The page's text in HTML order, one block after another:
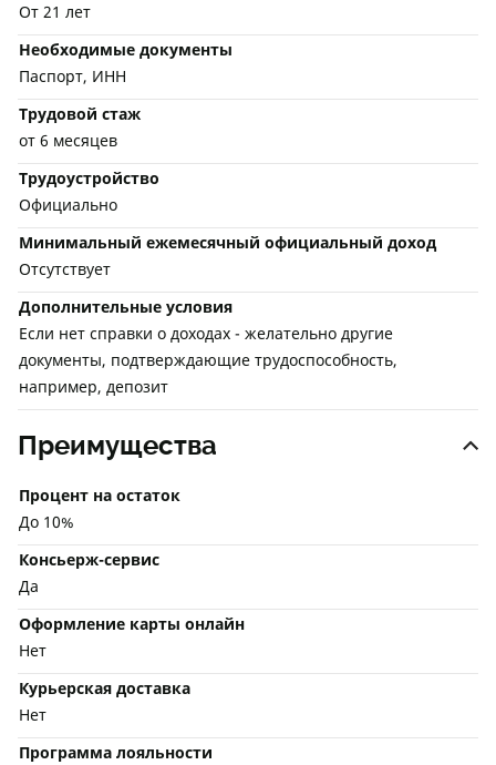
От 21 лет
Необходимые документы
Паспорт, ИНН
Трудовой стаж
от 6 месяцев
Трудоустройство
Официально
Минимальный ежемесячный официальный доход
Отсутствует
Дополнительные условия
Если нет справки о доходах - желательно другие
документы, подтверждающие трудоспособность,
например, депозит
Преимущества
Процент на остаток
До 10%
Консьерж-сервис
Да
Оформление карты онлайн
Нет
Курьерская доставка
Нет
Программа лояльности